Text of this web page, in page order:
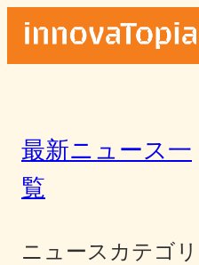
最新ニュース一
覧
ニュースカテゴリ